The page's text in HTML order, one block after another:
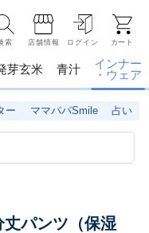
索 店舗情報 ログイン カート
芽玄米 青汁
インナー
・ウェア
ー ママパパSmile 占い
パンツ（保湿